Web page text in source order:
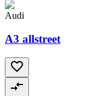
Audi
A3 allstreet